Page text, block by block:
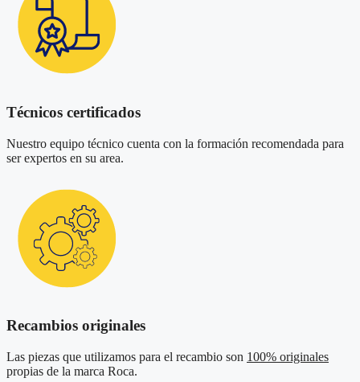
Técnicos certificados
Nuestro equipo técnico cuenta con la formación recomendada para
ser expertos en su area.
Recambios originales
Las piezas que utilizamos para el recambio son 100% originales
propias de la marca Roca.